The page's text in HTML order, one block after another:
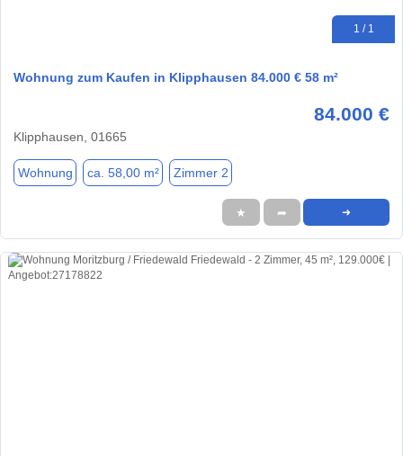
1 / 1
Wohnung zum Kaufen in Klipphausen 84.000 € 58 m²
84.000 €
Klipphausen, 01665
Wohnung ca. 58,00 m² Zimmer 2
★ ➦ ➜